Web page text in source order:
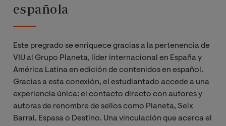
española
Este pregrado se enriquece gracias a la pertenencia de
VIU al Grupo Planeta, líder internacional en España y
América Latina en edición de contenidos en español.
Gracias a esta conexión, el estudiantado accede a una
experiencia única: el contacto directo con autores y
autoras de renombre de sellos como Planeta, Seix
Barral, Espasa o Destino. Una vinculación que acerca el